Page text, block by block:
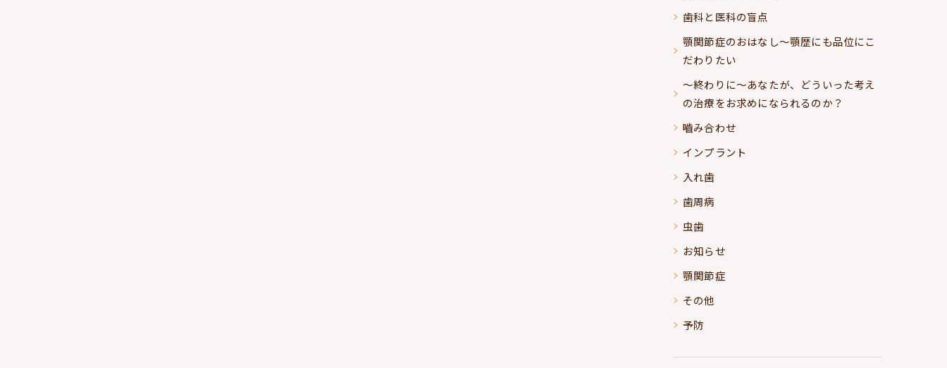
歯科と医科の盲点
顎関節症のおはなし～顎歴にも品位にこ
だわりたい
～終わりに～あなたが、どういった考え
の治療をお求めになられるのか？
嚙み合わせ
インプラント
入れ歯
歯周病
虫歯
お知らせ
顎関節症
その他
予防